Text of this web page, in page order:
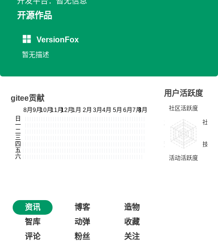
开源作品
VersionFox
暂无描述
gitee贡献
用户活跃度
资讯 博客
造物
智库
动弹
收藏
评论
粉丝 关注